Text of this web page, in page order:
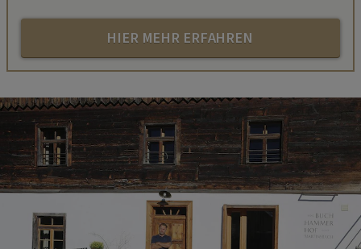
HIER MEHR ERFAHREN